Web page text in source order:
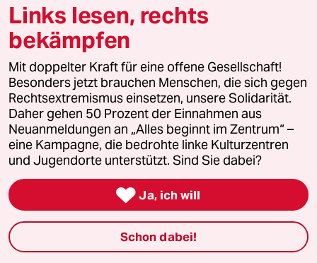
panterstiftung
panterpreis 2026
Podcast
bundestalk
fernverbindung
klima update°
Links lesen, rechts
bekämpfen
Mit doppelter Kraft für eine offene Gesellschaft!
Besonders jetzt brauchen Menschen, die sich gegen
Rechtsextremismus einsetzen, unsere Solidarität.
Daher gehen 50 Prozent der Einnahmen aus
Neuanmeldungen an „Alles beginnt im Zentrum“ –
eine Kampagne, die bedrohte linke Kulturzentren
und Jugendorte unterstützt. Sind Sie dabei?
 Ja, ich will
Schon dabei!